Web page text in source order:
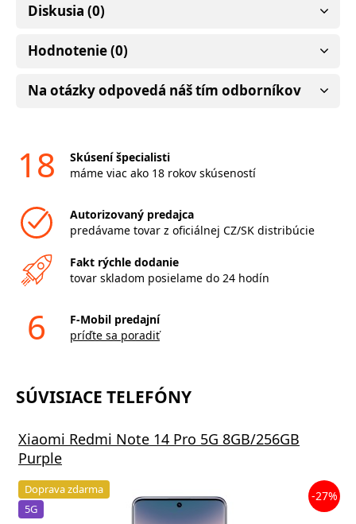
Diskusia (0)
Hodnotenie (0)
Na otázky odpovedá náš tím odborníkov
18
Skúsení špecialisti
máme viac ako 18 rokov skúseností
Autorizovaný predajca
predávame tovar z oficiálnej CZ/SK distribúcie
Fakt rýchle dodanie
tovar skladom posielame do 24 hodín
6
F-Mobil predajní
príďte sa poradiť
SÚVISIACE TELEFÓNY
Xiaomi Redmi Note 14 Pro 5G 8GB/256GB
Purple
Doprava zdarma
5G
-27%